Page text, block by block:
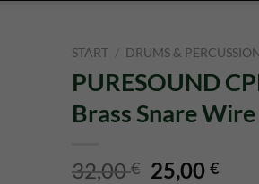
START / DRUMS & PERCUSSION
PURESOUND
Brass Snare Wire
32,00€ 25,00€